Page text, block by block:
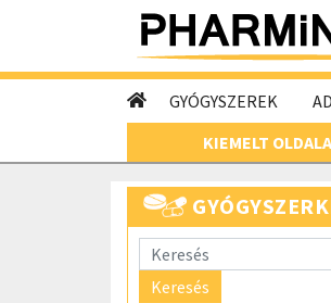
GYÓGYSZEREK
KIEMELT
Keresés